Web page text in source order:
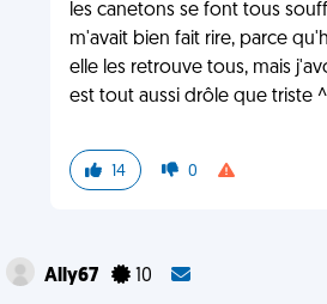
les canetons se font tous
m'avait bien fait rire, parce
elle les retrouve tous, mais
est tout aussi drôle que triste
14 0
Ally67 10